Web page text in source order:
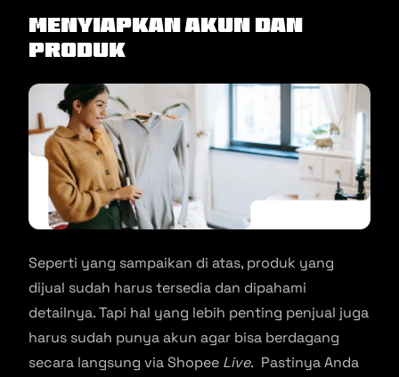
Menyiapkan Akun dan
Produk
Seperti yang sampaikan di atas, produk yang
dijual sudah harus tersedia dan dipahami
detailnya. Tapi hal yang lebih penting penjual juga
harus sudah punya akun agar bisa berdagang
secara langsung via Shopee Live. Pastinya Anda